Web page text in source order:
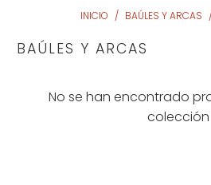
INICIO / BAÚLES Y ARCAS
BAÚLES Y ARCAS
No se han encontrado
colección